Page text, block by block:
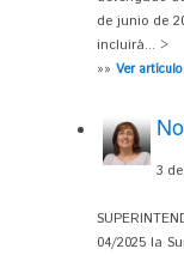
de junio de
incluirá... >
»» Ver
3
04/2025 la